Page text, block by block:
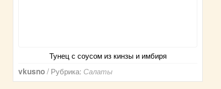
Тунец с соусом из кинзы и имбиря
vkusno/ Рубрика: Салаты